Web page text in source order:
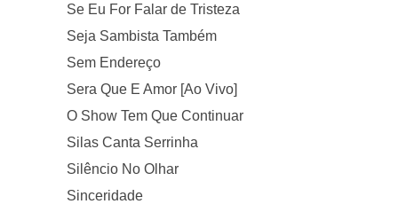
Se Eu For Falar de Tristeza
Seja Sambista Também
Sem Endereço
Sera Que E Amor [Ao Vivo]
O Show Tem Que Continuar
Silas Canta Serrinha
Silêncio No Olhar
Sinceridade